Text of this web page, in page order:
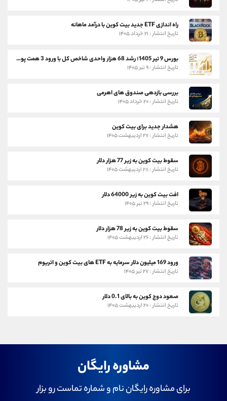
راه اندازی ETF جدید بیت کوین با درآمد ماهانه
تاریخ انتشار : ۲۱ خرداد ۱۴۰۵
بورس 9 تیر 1405؛ رشد 68 هزار واحدی شاخص کل با ورود 3 همت پول حقیقی
تاریخ انتشار : ۹ تیر ۱۴۰۵
بررسی بازدهی صندوق های اهرمی
تاریخ انتشار : ۲۰ خرداد ۱۴۰۵
هشدار جدید برای بیت کوین
تاریخ انتشار : ۲۷ اردیبهشت ۱۴۰۵
سقوط بیت کوین به زیر 77 هزار دلار
تاریخ انتشار : ۲۸ اردیبهشت ۱۴۰۵
افت بیت کوین به زیر 64000 دلار
تاریخ انتشار : ۲۹ تیر ۱۴۰۵
سقوط بیت کوین به زیر 78 هزار دلار
تاریخ انتشار : ۲۶ اردیبهشت ۱۴۰۵
ورود 169 میلیون دلار سرمایه به ETF های بیت کوین و اتریوم
تاریخ انتشار : ۲۷ تیر ۱۴۰۵
صعود دوج کوین به بالای 0.1 دلار
تاریخ انتشار : ۲۰ اردیبهشت ۱۴۰۵
مشاوره رایگان
برای مشاوره رایگان نام و شماره تماست رو بزار